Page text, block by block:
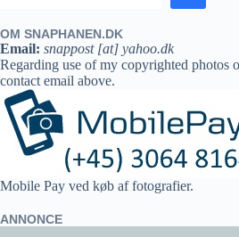
OM SNAPHANEN.DK
Email: snappost [at] yahoo.dk
Regarding use of my copyrighted photos
contact email above.
Mobile Pay ved køb af fotografier.
ANNONCE